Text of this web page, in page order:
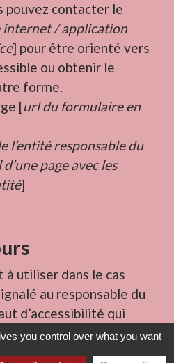
pouvez contacter le
internet / application
] pour être orienté vers
ou obtenir le
forme.
[url du formulaire en
l’entité responsable du
d’une page avec les
]
utiliser dans le cas
au responsable du
d’accessibilité qui
à un contenu ou à un
et vous n’avez pas
you control over what you want